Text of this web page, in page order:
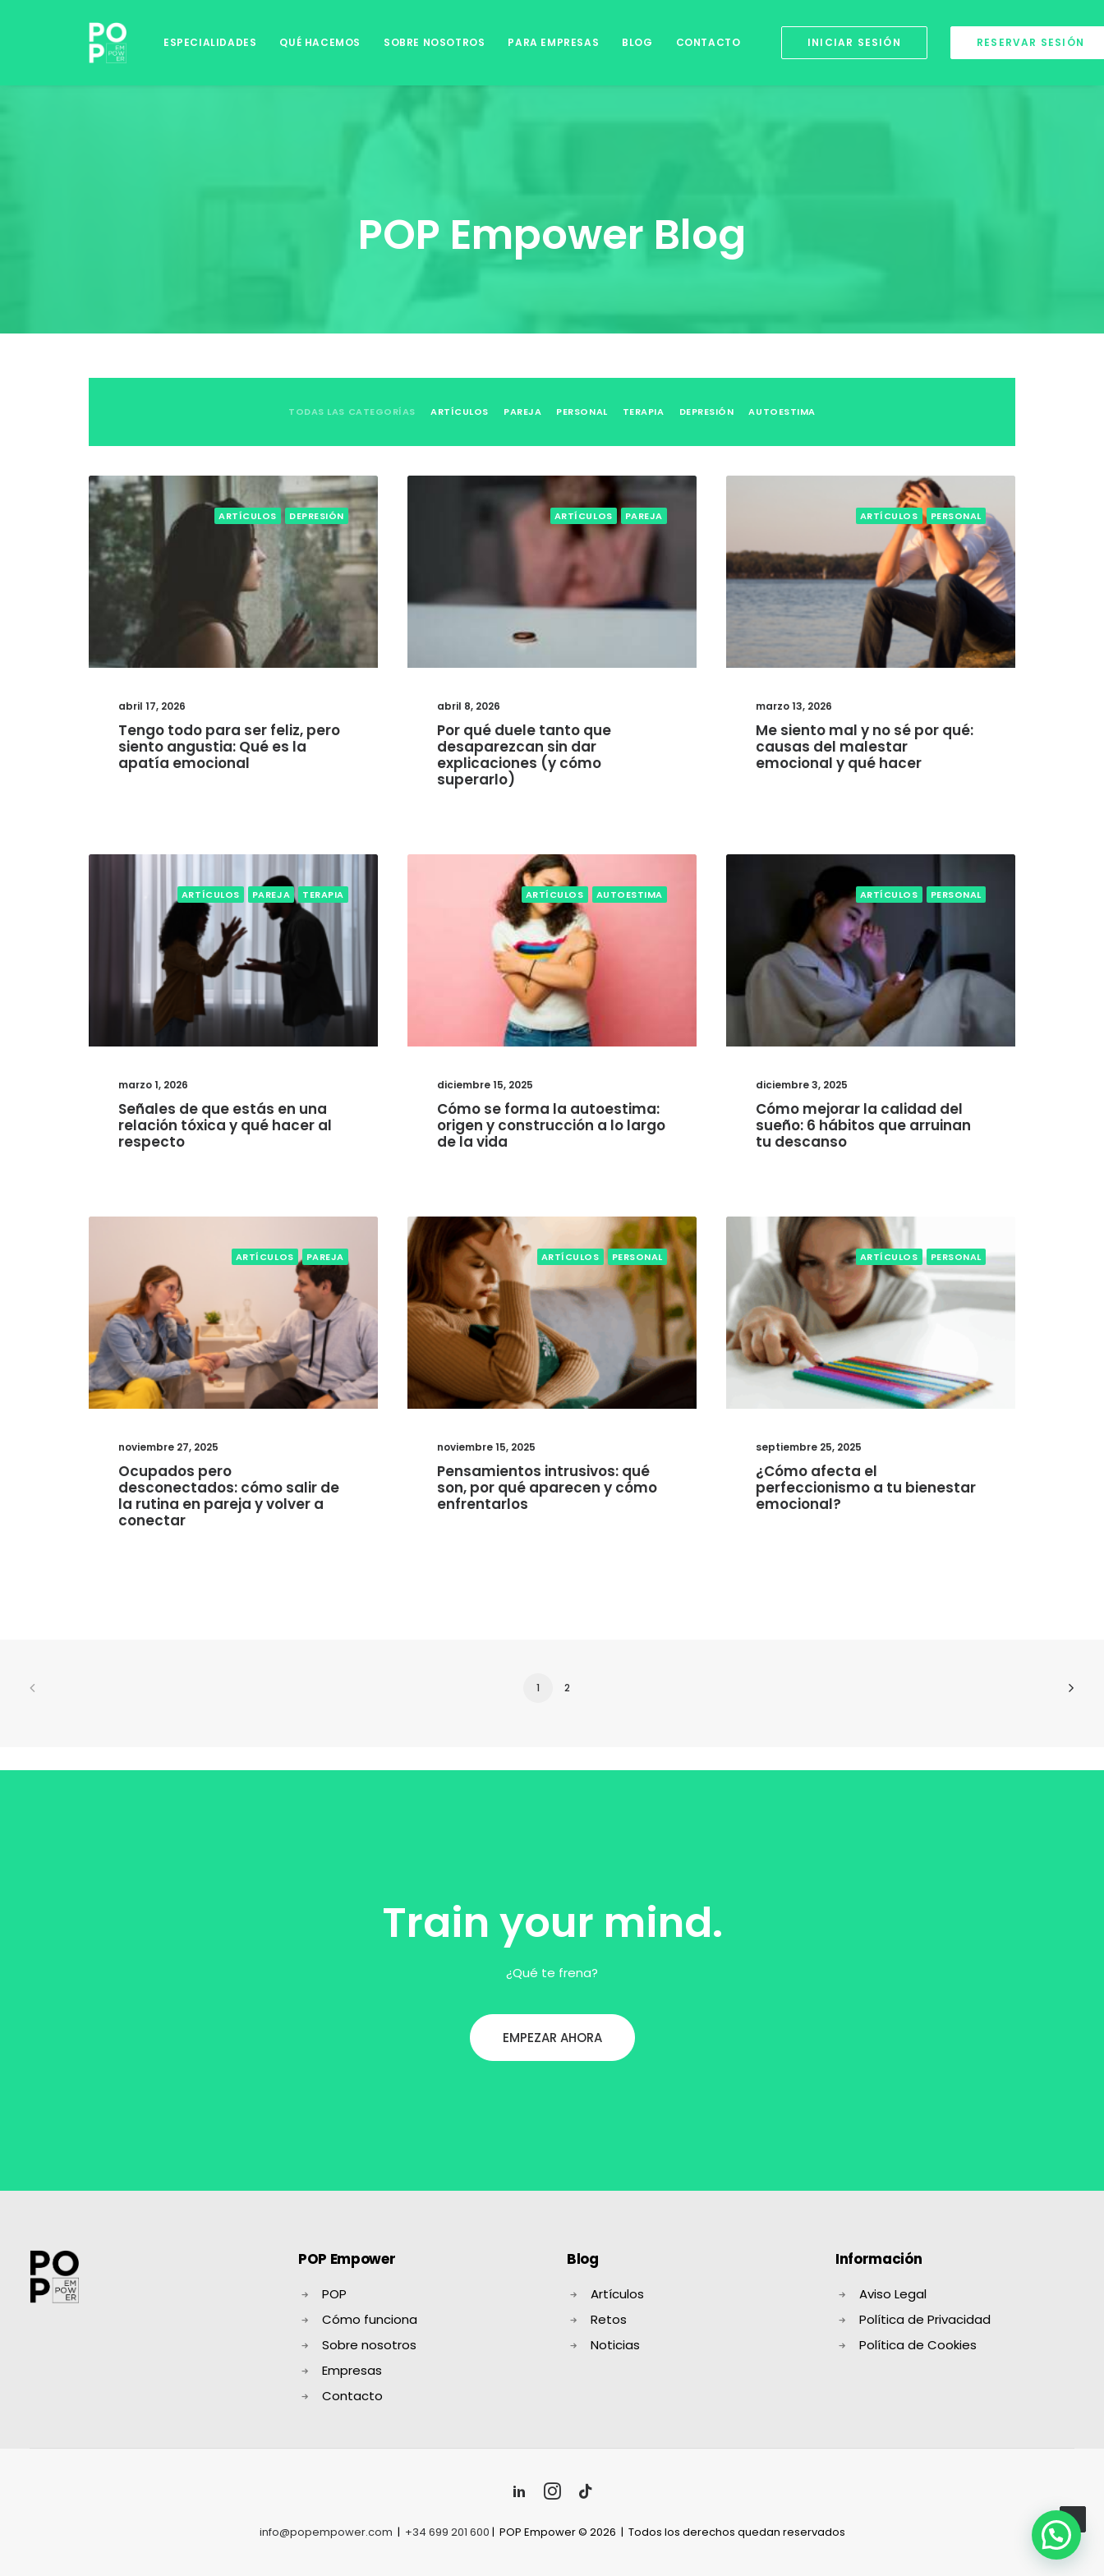
ESPECIALIDADES QUÉ HACEMOS SOBRE NOSOTROS PARA EMPRESAS BLOG CONTACTO INICIAR SESIÓN RESERVAR SESIÓN
POP Empower Blog
TODAS LAS CATEGORÍAS ARTÍCULOS PAREJA PERSONAL TERAPIA DEPRESIÓN AUTOESTIMA
ARTÍCULOS DEPRESIÓN
abril 17, 2026
Tengo todo para ser feliz, pero
siento angustia: Qué es la
apatía emocional
ARTÍCULOS PAREJA
abril 8, 2026
Por qué duele tanto que
desaparezcan sin dar
explicaciones (y cómo
superarlo)
ARTÍCULOS PERSONAL
marzo 13, 2026
Me siento mal y no sé por qué:
causas del malestar
emocional y qué hacer
ARTÍCULOS PAREJA TERAPIA
marzo 1, 2026
Señales de que estás en una
relación tóxica y qué hacer al
respecto
ARTÍCULOS AUTOESTIMA
diciembre 15, 2025
Cómo se forma la autoestima:
origen y construcción a lo largo
de la vida
ARTÍCULOS PERSONAL
diciembre 3, 2025
Cómo mejorar la calidad del
sueño: 6 hábitos que arruinan
tu descanso
ARTÍCULOS PAREJA
noviembre 27, 2025
Ocupados pero
desconectados: cómo salir de
la rutina en pareja y volver a
conectar
ARTÍCULOS PERSONAL
noviembre 15, 2025
Pensamientos intrusivos: qué
son, por qué aparecen y cómo
enfrentarlos
ARTÍCULOS PERSONAL
septiembre 25, 2025
¿Cómo afecta el
perfeccionismo a tu bienestar
emocional?
1 2
Train your mind.
¿Qué te frena?
EMPEZAR AHORA
POP Empower
POP
Cómo funciona
Sobre nosotros
Empresas
Contacto
Blog
Artículos
Retos
Noticias
Información
Aviso Legal
Política de Privacidad
Política de Cookies
info@popempower.com | +34 699 201 600 | POP Empower © 2026 | Todos los derechos quedan reservados